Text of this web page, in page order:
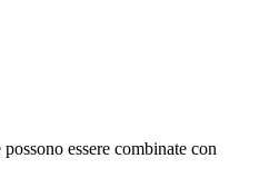
essere combinate con